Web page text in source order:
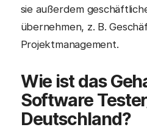
sie außerdem
übernehmen, z. B.
Projektmanagement.
Wie ist das
Software
Deutschland?